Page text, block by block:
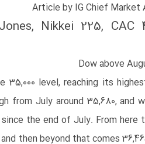
Article by IG Chief Market
Nikkei 225, CAC
Dowabove
35,000 level, reaching its
from July around 35,680, and
the end of July. From here
then beyond that comes